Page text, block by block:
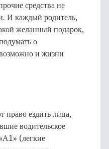
средства не
И каждый родитель,
желанный подарок,
о
возможно и жизни
право ездить лица,
водительское
(легкие